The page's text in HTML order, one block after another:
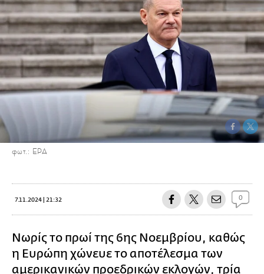
φωτ.: ΕΡΑ
7.11.2024 | 21:32 0
Νωρίς το πρωί της 6ης Νοεμβρίου, καθώς
η Ευρώπη χώνευε το αποτέλεσμα των
αμερικανικών προεδρικών εκλογών, τρία